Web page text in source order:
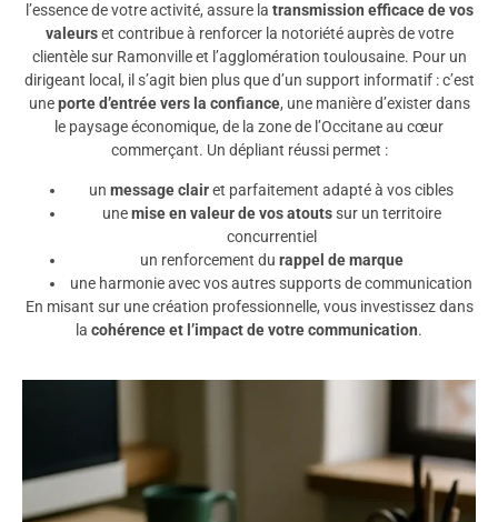
l’essence de votre activité, assure la transmission efficace de vos
valeurset contribue à renforcer la notoriété auprès de votre
clientèle sur Ramonville et l’agglomération toulousaine. Pour un
dirigeant local, il s’agit bien plus que d’un support informatif : c’est
uneporte d’entrée vers la confiance, une manière d’exister dans
le paysage économique, de la zone de l’Occitane au cœur
commerçant. Un dépliant réussi permet :
un message clairet parfaitement adapté à vos cibles
unemise en valeur de vos atoutssur un territoire
concurrentiel
un renforcement du rappel de marque
une harmonie avec vos autres supports de communication
En misant sur une création professionnelle, vous investissez dans
la cohérence et l’impact de votre communication.